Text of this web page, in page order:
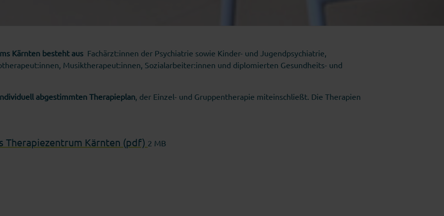
Kärnten besteht aus Fachärzt:innen der Psychiatrie sowie Kinder- und Jugendpsychiatrie,
Musiktherapeut:innen, Sozialarbeiter:innen und diplomierten Gesundheits- und
abgestimmten Therapieplan, der Einzel- und Gruppentherapie miteinschließt. Die Therapien
Therapiezentrum Kärnten (pdf) 2 MB